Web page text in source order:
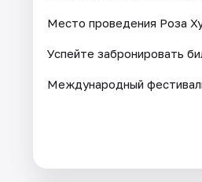
Место проведения Роза
Успейте забронировать
Международный